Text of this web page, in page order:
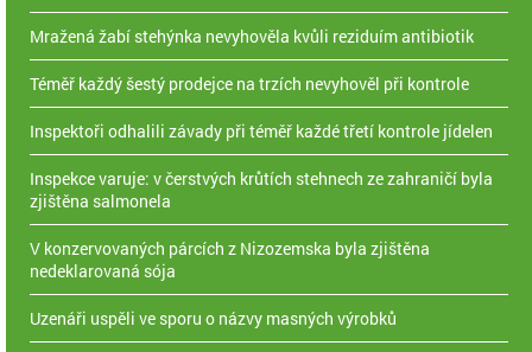
Mražená žabí stehýnka nevyhověla kvůli reziduím antibiotik
Téměř každý šestý prodejce na trzích nevyhověl při kontrole
Inspektoři odhalili závady při téměř každé třetí kontrole jídelen
Inspekce varuje: v čerstvých krůtích stehnech ze zahraničí byla
zjištěna salmonela
V konzervovaných párcích z Nizozemska byla zjištěna
nedeklarovaná sója
Uzenáři uspěli ve sporu o názvy masných výrobků